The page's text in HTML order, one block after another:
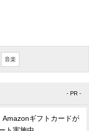
音楽
- PR -
Amazonギフトカードが